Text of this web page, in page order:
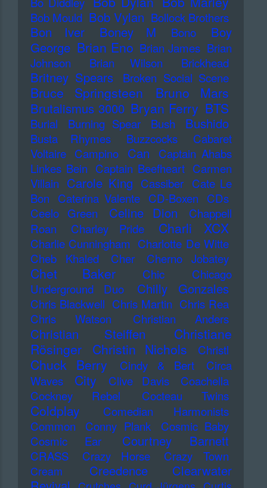
Bob Mould Bob Vylan Bollock Brothers
Bon Iver Boney M Bono
Boy
George Brian Eno Brian James Brian
Johnson
Brian Wilson Brickhead
Britney Spears Broken Social Scene
Bruce Springsteen Bruno Mars
Brutalismus 3000 Bryan Ferry BTS
Burial Burning Spear Bush Bushido
Busta Rhymes Buzzcocks
Cabaret
Voltaire Campino Can
Captain Ahabs
Linkes Bein Captain Beefheart Carmen
Villain Carole King Cassiber Cate Le
Bon
Caterina Valente CD-Boxen
CDs
Ceelo Green
Celine Dion
Chappell
Roan
Charley Pride Charli XCX
Charlie Cunningham Charlotte De Witte
Cheb Khaled
Cher Cherno Jobatey
Chet Baker Chic
Chicago
Underground Duo
Chilly Gonzales
Chris Blackwell Chris Martin Chris Rea
Chris Watson
Christian Anders
Christian Steiffen
Christiane
Rösinger
Christin Nichols Christl
Chuck Berry Cindy & Bert
Circa
Waves
City Clive Davis
Coachella
Cockney Rebel
Cocteau Twins
Coldplay
Comedian Harmonists
Common
Conny Plank
Cosmic Baby
Cosmic Ear
Courtney Barnett
CRASS Crazy Horse Crazy Town
Cream
Creedence Clearwater